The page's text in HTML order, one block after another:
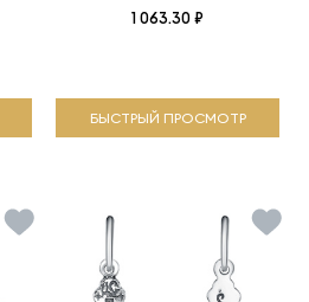
1 063.30 ₽
БЫСТРЫЙ ПРОСМОТР